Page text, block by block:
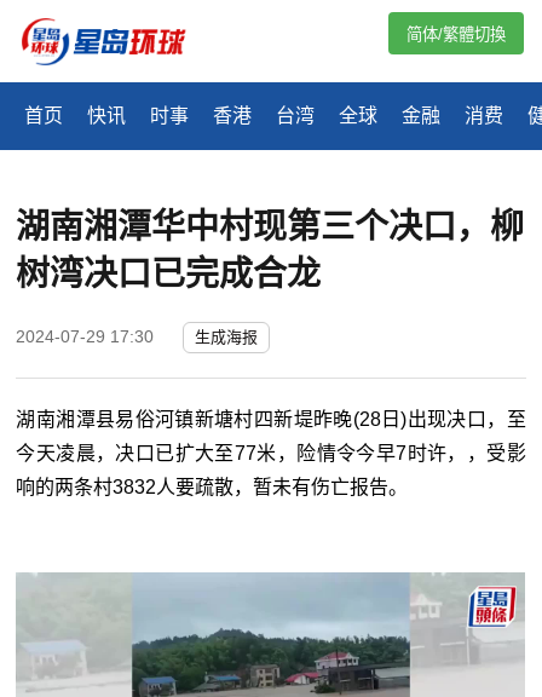
首页 快讯 时事 香港 台湾 全球 金融 消费
简体/繁體切換
湖南湘潭华中村现第三个决口，柳
树湾决口已完成合龙
2024-07-29 17:30 生成海报
湖南湘潭县易俗河镇新塘村四新堤昨晚(28日)出现决口，至
今天凌晨，决口已扩大至77米，险情令今早7时许，，受影
响的两条村3832人要疏散，暂未有伤亡报告。